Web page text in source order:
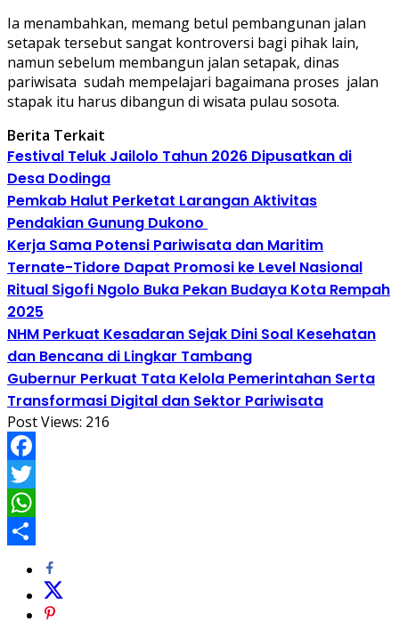
Ia menambahkan, memang betul pembangunan jalan
setapak tersebut sangat kontroversi bagi pihak lain,
namun sebelum membangun jalan setapak, dinas
pariwisata sudah mempelajari bagaimana proses jalan
stapak itu harus dibangun di wisata pulau sosota.
Berita Terkait
Festival Teluk Jailolo Tahun 2026 Dipusatkan di
Desa Dodinga
Pemkab Halut Perketat Larangan Aktivitas
Pendakian Gunung Dukono
Kerja Sama Potensi Pariwisata dan Maritim
Ternate-Tidore Dapat Promosi ke Level Nasional
Ritual Sigofi Ngolo Buka Pekan Budaya Kota Rempah
2025
NHM Perkuat Kesadaran Sejak Dini Soal Kesehatan
dan Bencana di Lingkar Tambang
Gubernur Perkuat Tata Kelola Pemerintahan Serta
Transformasi Digital dan Sektor Pariwisata
Post Views: 216
Facebook
Twitter
WhatsApp